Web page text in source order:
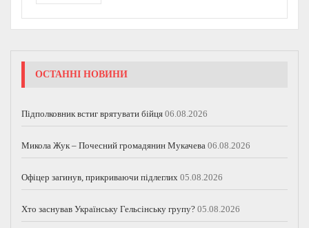
ОСТАННІ НОВИНИ
Підполковник встиг врятувати бійця 06.08.2026
Микола Жук – Почесний громадянин Мукачева 06.08.2026
Офіцер загинув, прикриваючи підлеглих 05.08.2026
Хто заснував Українську Гельсінську групу? 05.08.2026